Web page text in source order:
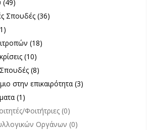
(49)
Σπουδές filter
Σπουδές (36)
filter
επιτροπών filter
(18)
filter
(10)
Σπουδές filter
(8)
στην επικαιρότητα filter
στην επικαιρότητα (3)
Θέματα filter
(1)
Φοιτήτριες (0)
Οργάνων (0)